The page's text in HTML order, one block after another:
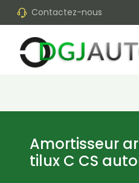
Contactez-nous
Amortisseur
tilux C CS